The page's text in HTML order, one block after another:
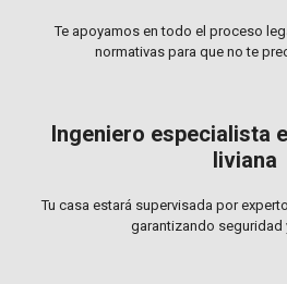
Te apoyamos en todo el proceso
normativas para que no te
Ingeniero especialista
liviana
Tu casa estará supervisada por
garantizando seguridad